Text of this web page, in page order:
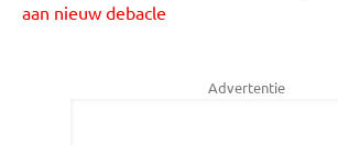
aan nieuw debacle
Advertentie